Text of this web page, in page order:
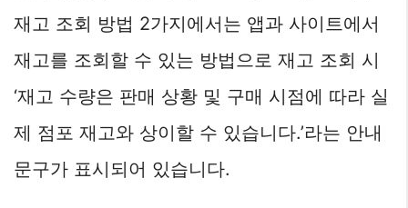
재고 조회 방법 2가지에서는 앱과 사이트에서
재고를 조회할 수 있는 방법으로 재고 조회 시
‘재고 수량은 판매 상황 및 구매 시점에 따라 실
제 점포 재고와 상이할 수 있습니다.’라는 안내
문구가 표시되어 있습니다.